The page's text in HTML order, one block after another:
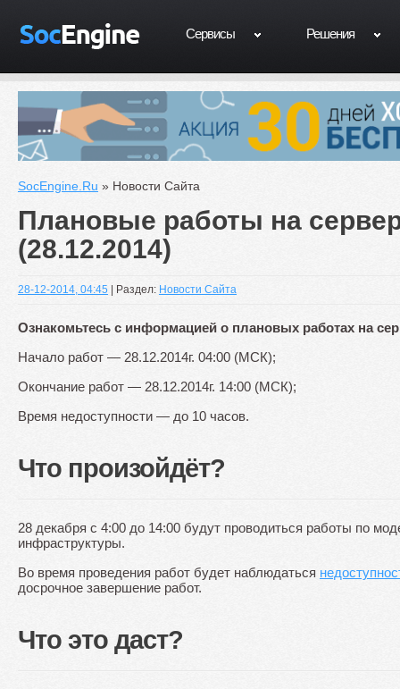
Сервисы Решения
SocEngine.Ru » Новости Сайта
Плановые работы на
(28.12.2014)
28-12-2014, 04:45 | Раздел: Новости Сайта
Ознакомьтесь с информацией о плановых работах на
Начало работ — 28.12.2014г. 04:00 (МСК);
Окончание работ — 28.12.2014г. 14:00 (МСК);
Время недоступности — до 10 часов.
Что произойдёт?
28 декабря c 4:00 до 14:00 будут проводиться работы по
инфраструктуры.
Во время проведения работ будет наблюдаться
досрочное завершение работ.
Что это даст?